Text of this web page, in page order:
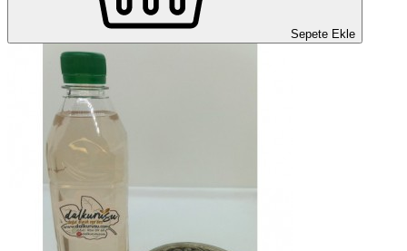
Sepete Ekle